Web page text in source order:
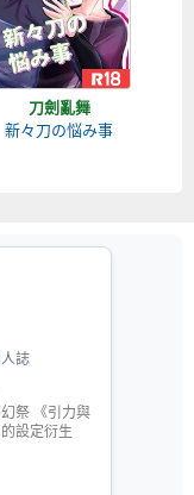
刀劍亂舞
新々刀の悩み事
誌
祭 《引力與
設定衍生